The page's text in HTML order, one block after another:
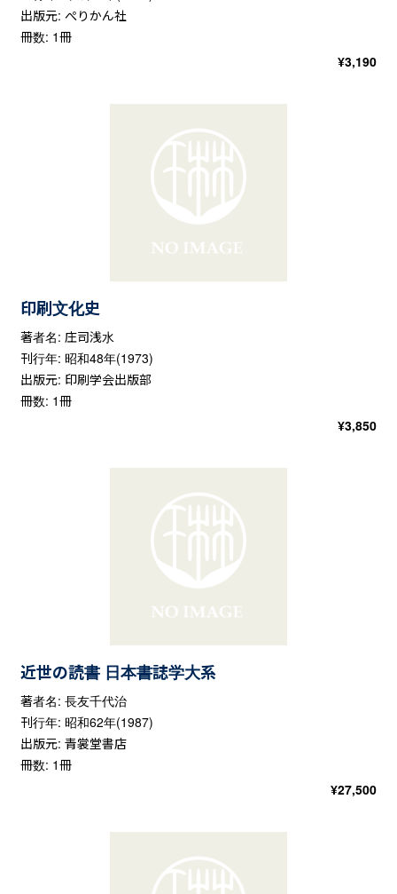
出版元: ぺりかん社
冊数: 1冊
¥3,190
印刷文化史
著者名: 庄司浅水
刊行年: 昭和48年(1973)
出版元: 印刷学会出版部
冊数: 1冊
¥3,850
近世の読書 日本書誌学大系
著者名: 長友千代治
刊行年: 昭和62年(1987)
出版元: 青裳堂書店
冊数: 1冊
¥27,500